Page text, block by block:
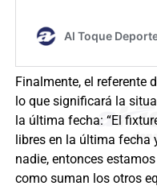
Finalmente, el referente
lo que significará la
la última fecha: “El
libres en la última fecha
nadie, entonces
como suman los otros